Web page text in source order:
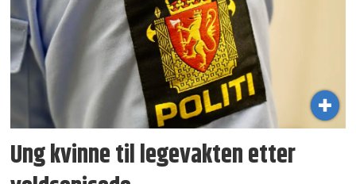
Ung kvinne til legevakten etter